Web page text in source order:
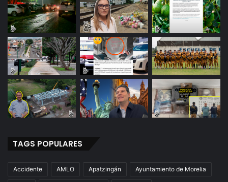
TAGS POPULARES
Accidente AMLO Apatzingán Ayuntamiento de Morelia